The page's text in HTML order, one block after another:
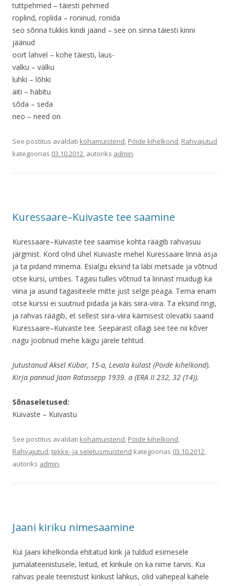
tuttpehmed – täiesti pehmed
roplind, roplida – roninud, ronida
seo sõnna tükkis kindi jäänd – see on sinna täiesti kinni
jäänud
oort lahvel – kohe täiesti, laus-
valku – välku
luhki – lõhki
äiti – häbitu
sõda – seda
neo – need on
See postitus avaldati kohamuistend, Pöide kihelkond, Rahvajutud
kategoorias 03.10.2012, autoriks admin.
Kuressaare–Kuivaste tee saamine
Kuressaare–Kuivaste tee saamise kohta räägib rahvasuu
järgmist. Kord olnd ühel Kuivaste mehel Kuressaare linna asja
ja ta pidand minema. Esialgu eksind ta läbi metsade ja võtnud
otse kursi, umbes. Tagasi tulles võtnud ta linnast muidugi ka
viina ja asund tagasiteele mitte just selge peaga. Tema enam
otse kurssi ei suutnud pidada ja käis siira-viira. Ta eksind ringi,
ja rahvas räägib, et sellest siira-viira käimisest olevatki saand
Kuressaare–Kuivaste tee. Seepärast ollagi see tee nii kõver
nagu joobnud mehe käigu järele tehtud.
Jutustanud Aksel Kübar, 15-a, Levala külast (Pöide kihelkond).
Kirja pannud Jaan Ratassepp 1939. a (ERA II 232, 32 (14)).
Sõnaseletused:
Kuivaste – Kuivastu
See postitus avaldati kohamuistend, Pöide kihelkond,
Rahvajutud,tekke- ja seletusmuistend kategoorias 03.10.2012,
autoriks admin.
Jaani kiriku nimesaamine
Kui Jaani kihelkonda ehitatud kirik ja tuldud esimesele
jumalateenistusele, leitud, et kirikule on ka nime tarvis. Kui
rahvas peale teenistust kirikust lahkus, olid vahepeal kahele